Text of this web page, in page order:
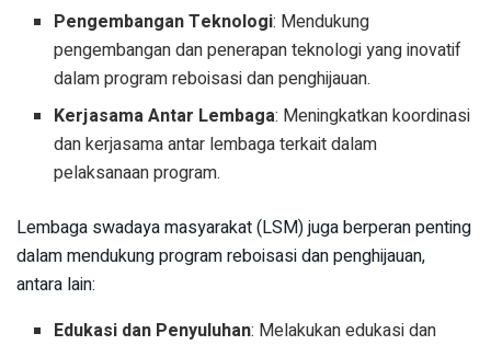
Pengembangan Teknologi: Mendukung
pengembangan dan penerapan teknologi yang inovatif
dalam program reboisasi dan penghijauan.
Kerjasama Antar Lembaga: Meningkatkan koordinasi
dan kerjasama antar lembaga terkait dalam
pelaksanaan program.
Lembaga swadaya masyarakat (LSM) juga berperan penting
dalam mendukung program reboisasi dan penghijauan,
antara lain:
Edukasi dan Penyuluhan: Melakukan edukasi dan